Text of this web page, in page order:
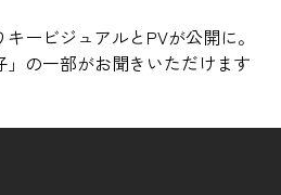
ービジュアルとPVが公開に。
」の一部がお聞きいただけます